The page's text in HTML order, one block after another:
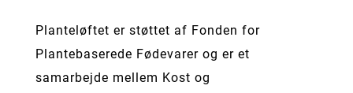
Planteløftet er støttet af Fonden for
Plantebaserede Fødevarer og er et
samarbejde mellem Kost og